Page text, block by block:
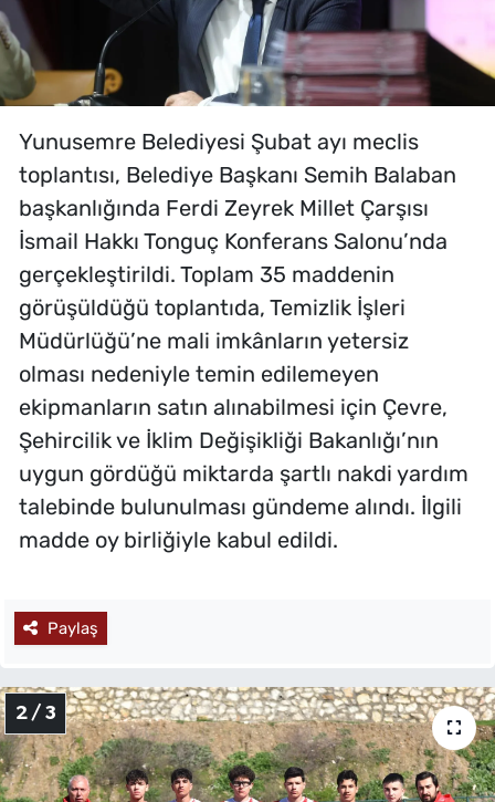
Yunusemre Belediyesi Şubat ayı meclis
toplantısı, Belediye Başkanı Semih Balaban
başkanlığında Ferdi Zeyrek Millet Çarşısı
İsmail Hakkı Tonguç Konferans Salonu’nda
gerçekleştirildi. Toplam 35 maddenin
görüşüldüğü toplantıda, Temizlik İşleri
Müdürlüğü’ne mali imkânların yetersiz
olması nedeniyle temin edilemeyen
ekipmanların satın alınabilmesi için Çevre,
Şehircilik ve İklim Değişikliği Bakanlığı’nın
uygun gördüğü miktarda şartlı nakdi yardım
talebinde bulunulması gündeme alındı. İlgili
madde oy birliğiyle kabul edildi.
Paylaş
2 / 3